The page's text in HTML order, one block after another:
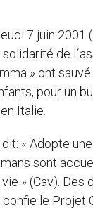
7 juin 2001 (
de
» ont sauvé
pour un
Italie.
« Adopte
sont
» (Cav). Des
le Projet